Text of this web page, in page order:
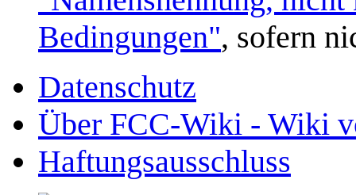
Bedingungen", sofern
Datenschutz
Über FCC-Wiki - Wiki
Haftungsausschluss